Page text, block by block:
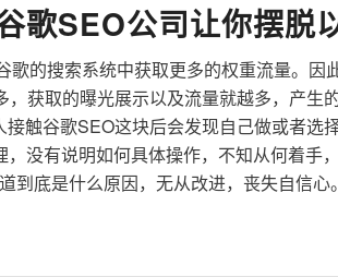
歌SEO公司让你摆脱
的搜索系统中获取更多的权重流量。
获取的曝光展示以及流量就越多，产
触谷歌SEO这块后会发现自己做或者
没有说明如何具体操作，不知从何着手
底是什么原因，无从改进，丧失自信